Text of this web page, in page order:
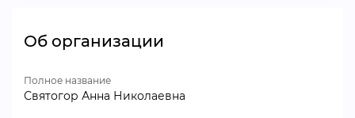
Об организации
Полное название
Святогор Анна Николаевна